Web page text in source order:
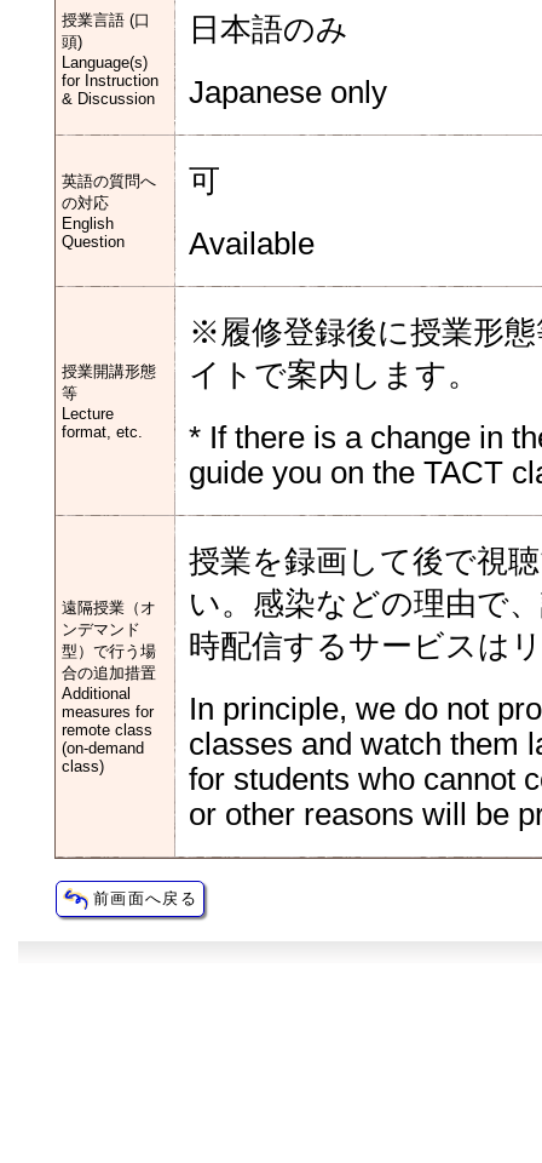
授業言語 (口
頭)
Language(s)
for Instruction
& Discussion
日本語のみ
Japanese only
英語の質問へ
の対応
English
Question
可
Available
授業開講形態
等
Lecture
format, etc.
※履修登録後に授業形
イトで案内します。
* If there is a change in
guide you on the TACT
遠隔授業（オ
ンデマンド
型）で行う場
合の追加措置
Additional
measures for
remote class
(on-demand
class)
授業を録画して後で視
い。感染などの理由で
時配信するサービスは
In principle, we do not
classes and watch them
for students who cannot
or other reasons will be